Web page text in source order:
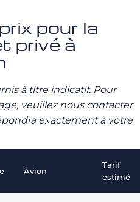
pour la
privé à
à titre indicatif. Pour
veuillez nous contacter
exactement à votre
Avion
Tarif
estimé